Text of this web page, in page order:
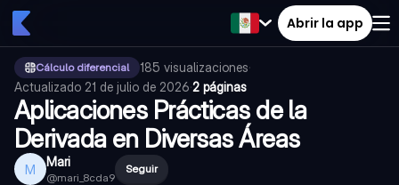
Abrir la app
Cálculo diferencial 185 visualizaciones·
Actualizado 21 de julio de 2026·2 páginas
Aplicaciones Prácticas de la
Derivada en Diversas Áreas
M Mari
@mari_8cda9
Seguir